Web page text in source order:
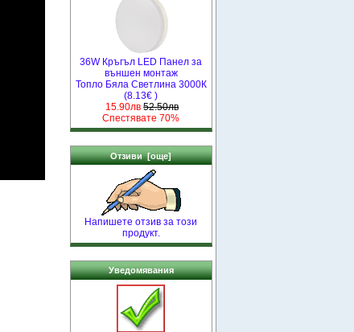
36W Кръгъл LED Панел за
външен монтаж
Топло Бяла Светлина 3000К
(8.13€ )
15.90лв 52.50лв
Спестявате 70%
Отзиви [още]
Напишете отзив за този
продукт.
Уведомявания